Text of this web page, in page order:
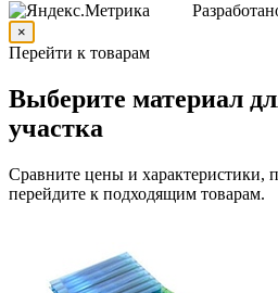
×
Перейти к товарам
Выберите материал
участка
Сравните цены и характеристики,
перейдите к подходящим товарам.